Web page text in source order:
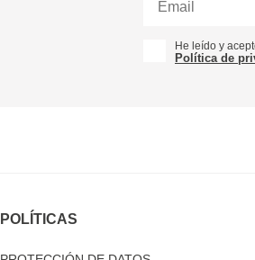
He leído y
Política de
POLÍTICAS